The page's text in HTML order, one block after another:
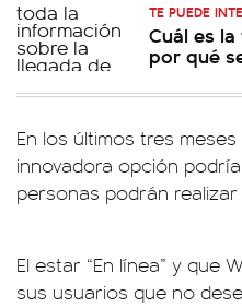
TE PUEDE
Cuál es
por qué
En los últimos tres
innovadora opción
personas podrán
El estar “En línea” y
sus usuarios que no